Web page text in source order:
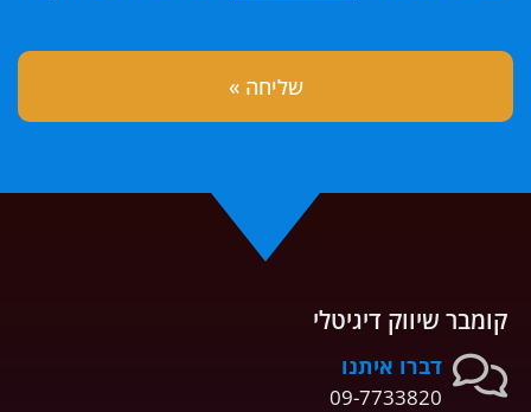
קומבר שיווק דיגיטלי
דברו איתנו
09-7733820